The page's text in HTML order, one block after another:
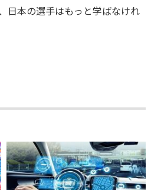
日本の選手はもっと学ばなけれ